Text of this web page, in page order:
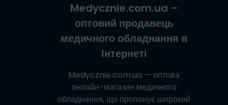
Medycznie.com.ua –
оптовий продавець
медичного обладнання в
Інтернеті
Medycznie.com.ua — оптова
онлайн-магазин медичного
обладнання, що пропонує широкий